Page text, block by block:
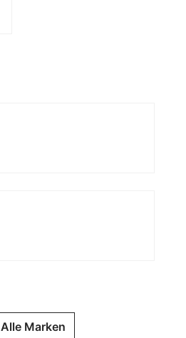
Alle Marken